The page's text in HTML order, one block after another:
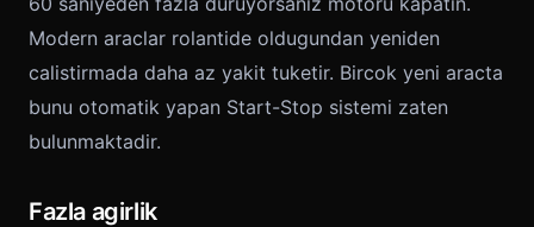
Modern araclar rolantide oldugundan yeniden
calistirmada daha az yakit tuketir. Bircok yeni aracta
bunu otomatik yapan Start-Stop sistemi zaten
bulunmaktadir.
Fazla agirlik